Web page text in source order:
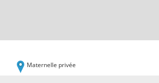
Maternelle privée